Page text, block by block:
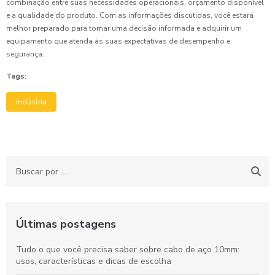
combinação entre suas necessidades operacionais, orçamento disponível
e a qualidade do produto. Com as informações discutidas, você estará
melhor preparado para tomar uma decisão informada e adquirir um
equipamento que atenda às suas expectativas de desempenho e
segurança.
Tags:
Indústria
Últimas postagens
Tudo o que você precisa saber sobre cabo de aço 10mm:
usos, características e dicas de escolha